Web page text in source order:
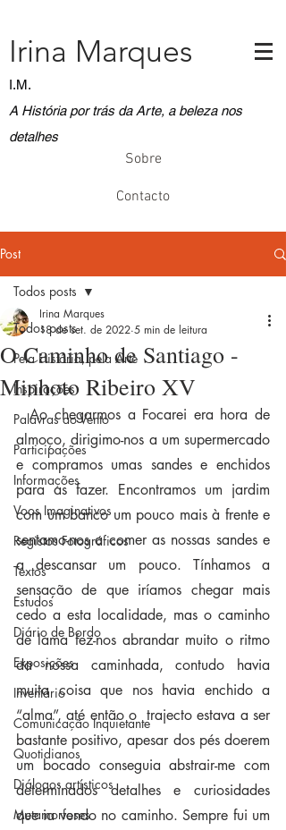
A História por trás da Arte, a beleza nos
detalhes
Irina Marques
I.M.
Sobre
Contacto
Post
Todos posts
Pela História, pela Arte
Inspirações
Palavras ao Vento
Participações
Informações
Voos Imaginativos
Registos Fotográficos
Textos
Estudos
Diário de Bordo
Exposições
Inventário
Comunicação Inquietante
Quotidianos
Diálogos artísticos
Metamorfoses
Todos posts
O Caminho de Santiago -
Minhoto Ribeiro XV
Irina Marques
18 de set. de 2022 5 min de leitura
  Ao chegarmos a Focarei era hora de
almoço, dirigimo-nos a um supermercado
e compramos umas sandes e enchidos
para as fazer. Encontramos um jardim
com um banco um pouco mais à frente e
sentamo-nos a comer as nossas sandes e
a descansar um pouco. Tínhamos a
sensação de que iríamos chegar mais
cedo a esta localidade, mas o caminho
de lama fez-nos abrandar muito o ritmo
da nossa caminhada, contudo havia
muita coisa que nos havia enchido a
“alma”, até então o  trajecto estava a ser
bastante positivo, apesar dos pés doerem
um bocado conseguia abstrair-me com
determinados detalhes e curiosidades
que ia vendo no caminho. Sempre fui um